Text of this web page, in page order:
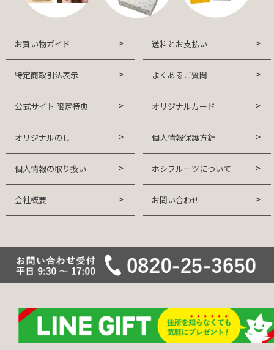
お買い物ガイド 送料とお支払い
特定商取引法表示 よくあるご質問
公式サイト 限定特典 オリジナルカード
オリジナルのし 個人情報保護方針
個人情報の取り扱い ホシフルーツについて
会社概要 お問い合わせ